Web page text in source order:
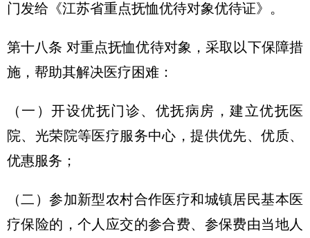
门发给《江苏省重点抚恤优待对象优待证》。
第十八条 对重点抚恤优待对象，采取以下保障措
施，帮助其解决医疗困难：
（一）开设优抚门诊、优抚病房，建立优抚医
院、光荣院等医疗服务中心，提供优先、优质、
优惠服务；
（二）参加新型农村合作医疗和城镇居民基本医
疗保险的，个人应交的参合费、参保费由当地人